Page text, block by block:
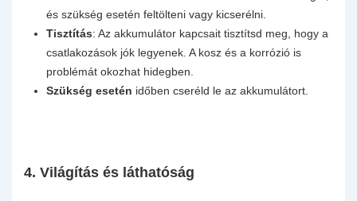
és szükség esetén feltölteni vagy kicserélni.
Tisztítás: Az akkumulátor kapcsait tisztítsd meg, hogy a
csatlakozások jók legyenek. A kosz és a korrózió is
problémát okozhat hidegben.
Szükség esetén időben cseréld le az akkumulátort.
4. Világítás és láthatóság